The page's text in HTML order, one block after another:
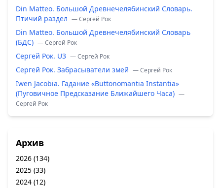
Din Matteo. Большой Древнечелябинский Словарь.
Птичий раздел — Сергей Рок
Din Matteo. Большой Древнечелябинский Словарь
(БДС) — Сергей Рок
Сергей Рок. U3 — Сергей Рок
Сергей Рок. Забрасыватели змей — Сергей Рок
Iwen Jacobia. Гадание «Buttonomantia Instantia»
(Пуговичное Предсказание Ближайшего Часа) —
Сергей Рок
Архив
2026 (134)
2025 (33)
2024 (12)